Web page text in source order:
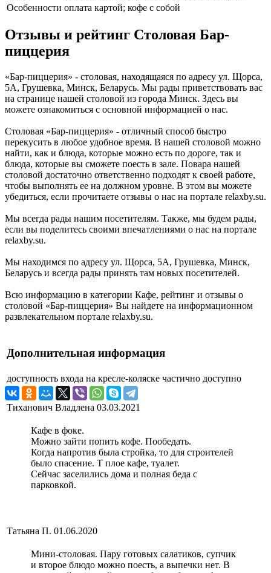
Особенности оплата картой; кофе с собой
Отзывы и рейтинг Столовая Бар-
пиццерия
«Бар-пиццерия» - столовая, находящаяся по адресу ул. Щорса,
5А, Грушевка, Минск, Беларусь. Мы рады приветствовать вас
на странице нашей столовой из города Минск. Здесь вы
можете ознакомиться с основной информацией о нас.
Столовая «Бар-пиццерия» - отличный способ быстро
перекусить в любое удобное время. В нашей столовой можно
найти, как и блюда, которые можно есть по дороге, так и
блюда, которые вы сможете поесть в зале. Повара нашей
столовой достаточно ответственно подходят к своей работе,
чтобы выполнять ее на должном уровне. В этом вы можете
убедиться, если прочитаете отзывы о нас на портале relaxby.su.
Мы всегда рады нашим посетителям. Также, мы будем рады,
если вы поделитесь своими впечатлениями о нас на портале
relaxby.su.
Мы находимся по адресу ул. Щорса, 5А, Грушевка, Минск,
Беларусь и всегда рады принять там новых посетителей.
Всю информацию в категории Кафе, рейтинг и отзывы о
столовой «Бар-пиццерия» Вы найдете на информационном
развлекательном портале relaxby.su.
Дополнительная информация
доступность входа на кресле-коляске частично доступно
Тиханович Владлена 03.03.2021
Кафе в фоке.
Можно зайти попить кофе. Пообедать.
Когда напротив была стройка, то для строителей
было спасение. Т плое кафе, туалет.
Сейчас заселились дома и полная беда с
парковкой.
Татьяна П. 01.06.2020
Мини-столовая. Пару готовых салатиков, супчик
и второе блюдо можно поесть, а выпечки нет. В